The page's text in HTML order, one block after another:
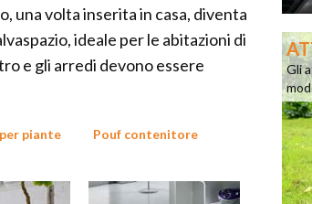
una volta inserita in casa, diventa
ideale per le abitazioni di
e gli arredi devono essere
piante Pouf contenitore
Gli